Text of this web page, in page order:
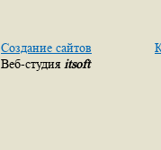
Создание сайтов
Веб-студия itsoft